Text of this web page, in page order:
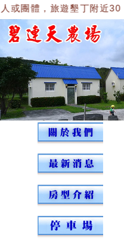
團體，旅遊墾丁附近30